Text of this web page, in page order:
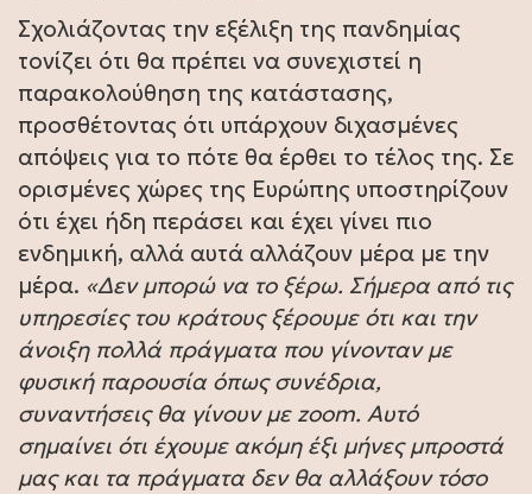
Σχολιάζοντας την εξέλιξη της πανδημίας
τονίζει ότι θα πρέπει να συνεχιστεί η
παρακολούθηση της κατάστασης,
προσθέτοντας ότι υπάρχουν διχασμένες
απόψεις για το πότε θα έρθει το τέλος της. Σε
ορισμένες χώρες της Ευρώπης υποστηρίζουν
ότι έχει ήδη περάσει και έχει γίνει πιο
ενδημική, αλλά αυτά αλλάζουν μέρα με την
μέρα. «Δεν μπορώ να το ξέρω. Σήμερα από τις
υπηρεσίες του κράτους ξέρουμε ότι και την
άνοιξη πολλά πράγματα που γίνονταν με
φυσική παρουσία όπως συνέδρια,
συναντήσεις θα γίνουν με zoom. Αυτό
σημαίνει ότι έχουμε ακόμη έξι μήνες μπροστά
μας και τα πράγματα δεν θα αλλάξουν τόσο